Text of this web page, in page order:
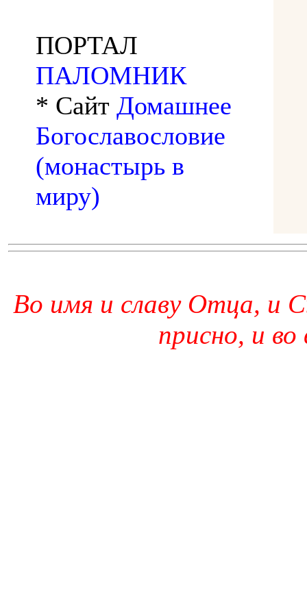
ПОРТАЛ
ПАЛОМНИК
* Сайт Домашнее
Богославословие
(монастырь в
миру)
Во имя и славу Отца, и
присно, и во